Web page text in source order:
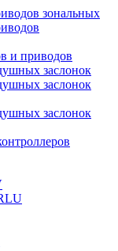
зональных
и приводов
заслонок
заслонок
заслонок